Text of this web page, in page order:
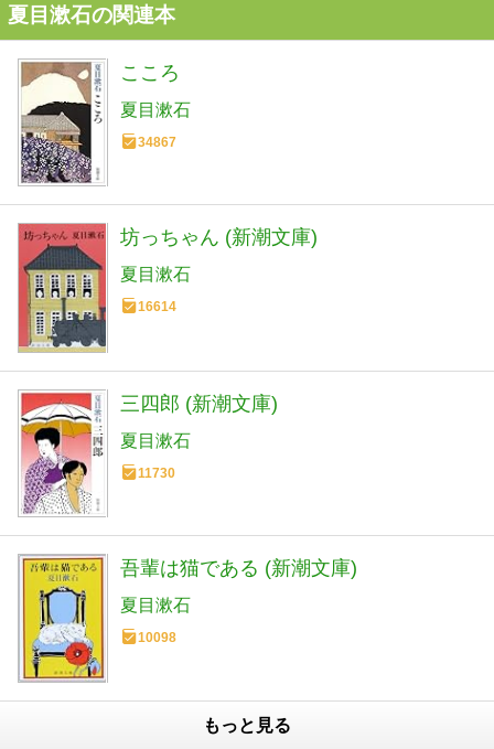
夏目漱石の関連本
こころ
夏目漱石
34867
坊っちゃん (新潮文庫)
夏目漱石
16614
三四郎 (新潮文庫)
夏目漱石
11730
吾輩は猫である (新潮文庫)
夏目漱石
10098
もっと見る